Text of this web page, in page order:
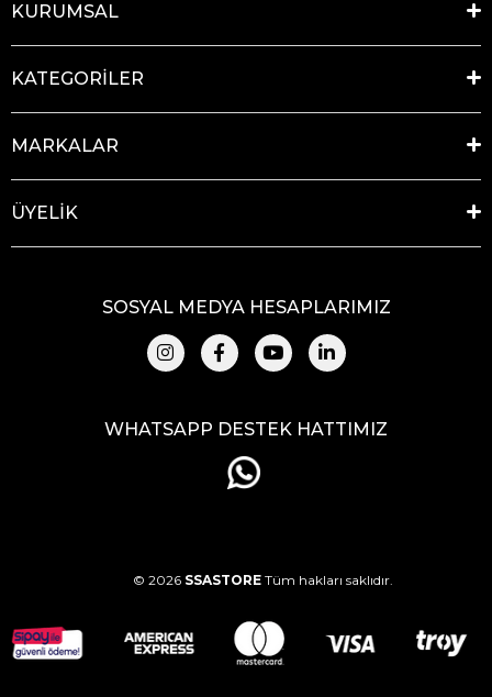
KURUMSAL
KATEGORİLER
MARKALAR
ÜYELİK
SOSYAL MEDYA HESAPLARIMIZ
WHATSAPP DESTEK HATTIMIZ
© 2026 SSASTORE Tüm hakları saklıdır.